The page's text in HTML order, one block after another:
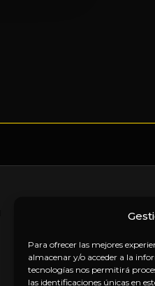
Para ofrecer las mejores
almacenar y/o acceder a la
tecnologías nos permitirá
las identificaciones únicas en